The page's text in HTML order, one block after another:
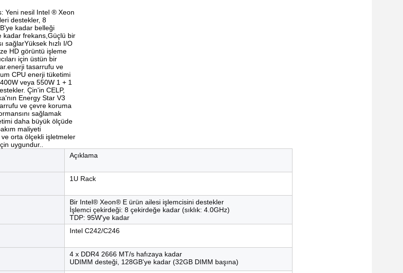
Yeni nesil Intel ® Xeon
destekler, 8
kadar belleği
kadar frekans,Güçlü bir
sağlarYüksek hızlı I/O
HD görüntü işleme
için üstün bir
tasarrufu ve
CPU enerji tüketimi
veya 550W 1 + 1
Çin'in CELP,
Energy Star V3
ve çevre koruma
sağlamak
daha büyük ölçüde
maliyeti
ve orta ölçekli işletmeler
uygundur..
Açıklama
1U Rack
Bir Intel® Xeon® E ürün ailesi işlemcisini destekler
İşlemci çekirdeği: 8 çekirdeğe kadar (sıklık: 4.0GHz)
TDP: 95W'ye kadar
Intel C242/C246
4 x DDR4 2666 MT/s hafızaya kadar
UDIMM desteği, 128GB'ye kadar (32GB DIMM başına)